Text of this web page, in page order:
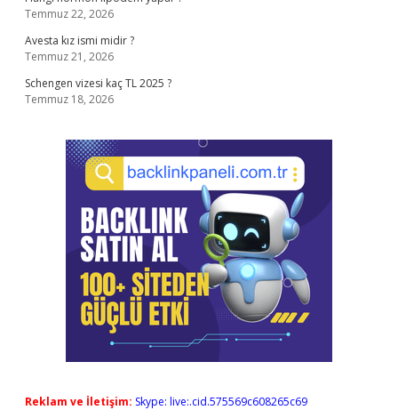
Temmuz 22, 2026
Avesta kız ismi midir ?
Temmuz 21, 2026
Schengen vizesi kaç TL 2025 ?
Temmuz 18, 2026
Reklam ve İletişim: Skype: live:.cid.575569c608265c69